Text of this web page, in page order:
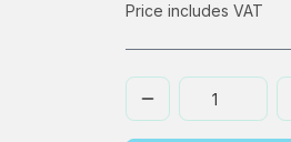
Price includes VAT